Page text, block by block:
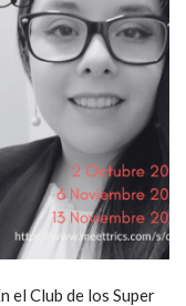
el Club de los Super